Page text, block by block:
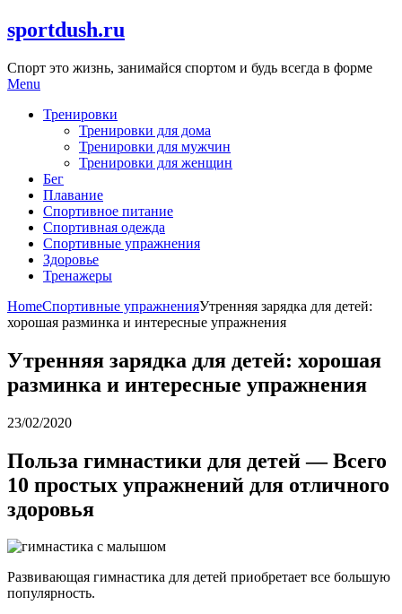
Skip
to
sportdush.ru
Спорт это жизнь, занимайся спортом и будь всегда в форме
Menu
Тренировки
Тренировки для дома
Тренировки для мужчин
Тренировки для женщин
Бег
Плавание
Спортивное питание
Спортивная одежда
Спортивные упражнения
Здоровье
Тренажеры
HomeСпортивные упражненияУтренняя зарядка для детей:
хорошая разминка и интересные упражнения
Утренняя зарядка для детей: хорошая
разминка и интересные упражнения
23/02/2020
Польза гимнастики для детей — Всего
10 простых упражнений для отличного
здоровья
Развивающая гимнастика для детей приобретает все большую
популярность.